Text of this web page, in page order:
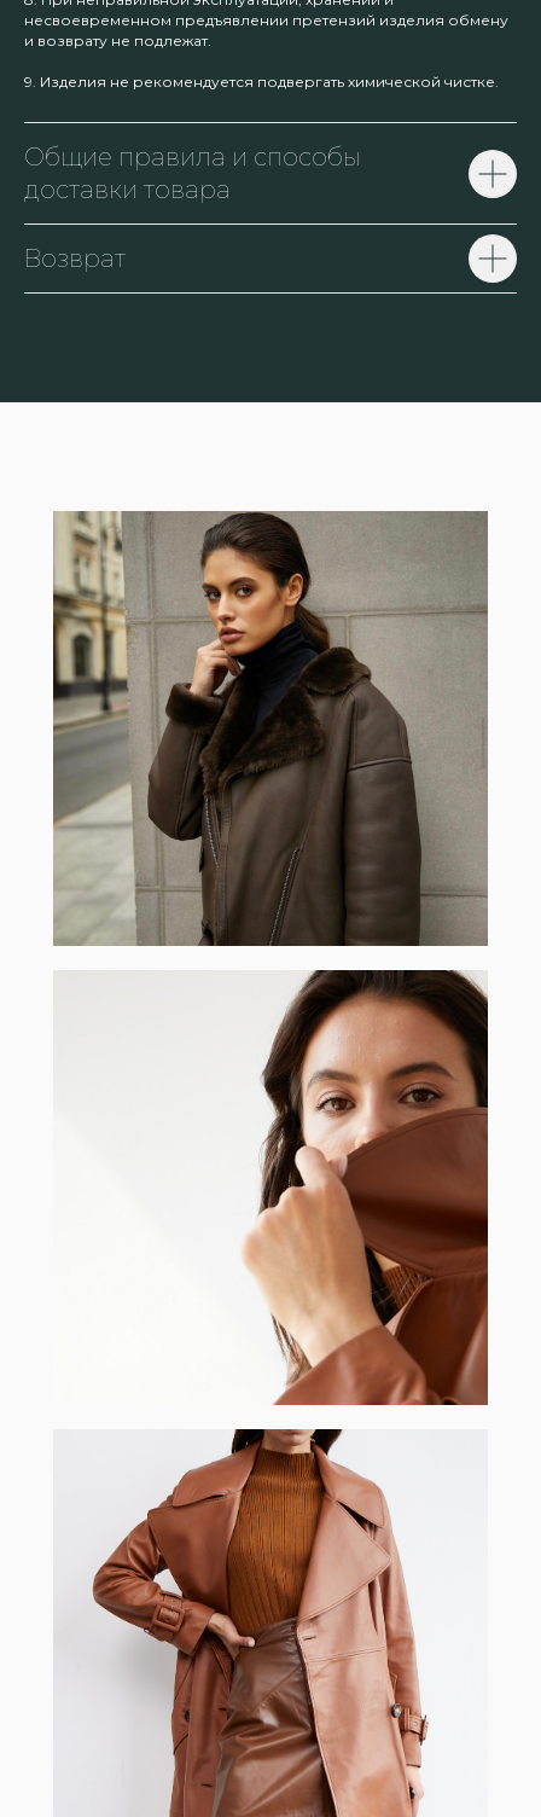
несвоевременном предъявлении претензий изделия обмену
и возврату не подлежат.
9. Изделия не рекомендуется подвергать химической чистке.
Общие правила и способы
доставки товара
Возврат